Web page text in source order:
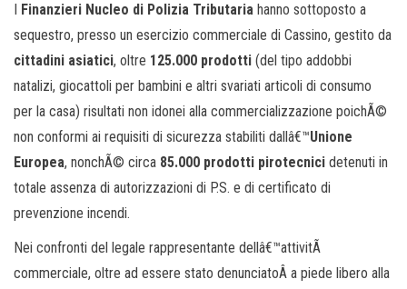
Finanzieri Nucleo di Polizia Tributaria hanno sottoposto a
sequestro, presso un esercizio commerciale di Cassino, gestito da
cittadini asiatici, oltre 125.000 prodotti (del tipo addobbi
natalizi, giocattoli per bambini e altri svariati articoli di consumo
per la casa) risultati non idonei alla commercializzazione poichÃ©
non conformi ai requisiti di sicurezza stabiliti dallâ€™Unione
Europea, nonchÃ© circa 85.000 prodotti pirotecnici detenuti in
totale assenza di autorizzazioni di P.S. e di certificato di
prevenzione incendi.
Nei confronti del legale rappresentante dellâ€™attivitÃ
commerciale, oltre ad essere stato denunciatoÂ a piede libero alla